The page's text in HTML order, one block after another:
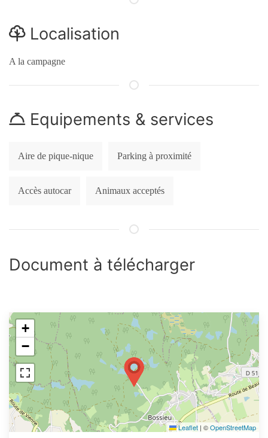
Localisation
A la campagne
Equipements & services
Aire de pique-nique Parking à proximité
Accès autocar Animaux acceptés
Document à télécharger
+
−
Leaflet | ©OpenStreetMap